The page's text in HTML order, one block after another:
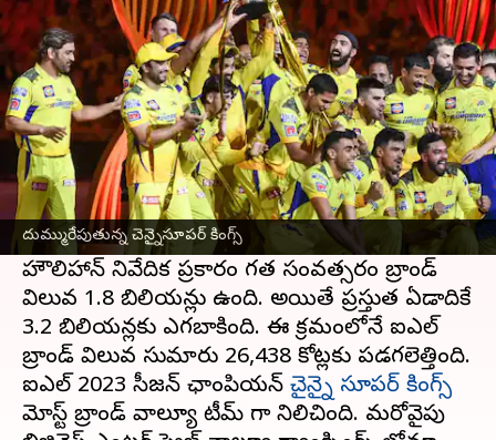
దుమ్మురేపుతున్న చెన్నైసూపర్ కింగ్స్
దుమ్మురేపుతున్న చెన్నైసూపర్ కింగ్స్
వ్రాసిన వారు TEJAVYAS BESTHA Jul 11, 2023 02:23 pm
ఈ వార్తాకథనం ఏంటి
ఐపీఎల్బ్రాండ్ విలువ దూసుకెళ్తోంది. ఈ మేరకు ఒక్క
ఏడాదికే దాదాపుగా 80 శాతం మేర అధిక వ్యాల్యూ
పలుకుతోంది.
హౌలిహాన్ నివేదిక ప్రకారం గత సంవత్సరం బ్రాండ్
విలువ 1.8 బిలియన్లు ఉంది. అయితే ప్రస్తుత ఏడాదికే
3.2 బిలియన్లకు ఎగబాకింది. ఈ క్రమంలోనే ఐపీఎల్
బ్రాండ్ విలువ సుమారు 26,438 కోట్లకు పడగలెత్తింది.
ఐపీఎల్ 2023 సీజన్ ఛాంపియన్ చైన్నై సూపర్ కింగ్స్
మోస్ట్ బ్రాండ్ వాల్యూ టీమ్ గా నిలిచింది. మరోవైపు